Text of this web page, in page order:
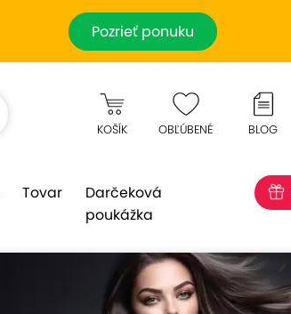
Pozrieť ponuku
KOŠÍK OBĽÚBENÉ BLOG
Tovar
Darčeková
poukážka